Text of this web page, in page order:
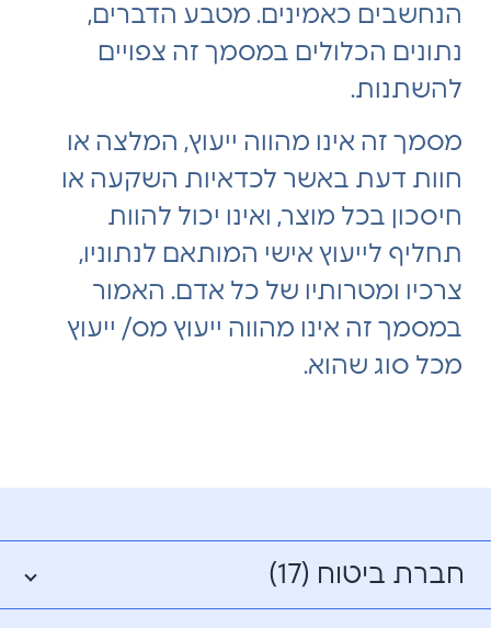
הנחשבים כאמינים. מטבע הדברים,
נתונים הכלולים במסמך זה צפויים
להשתנות.
מסמך זה אינו מהווה ייעוץ, המלצה או
חוות דעת באשר לכדאיות השקעה או
חיסכון בכל מוצר, ואינו יכול להוות
תחליף לייעוץ אישי המותאם לנתוניו,
צרכיו ומטרותיו של כל אדם. האמור
במסמך זה אינו מהווה ייעוץ מס/ ייעוץ
מכל סוג שהוא.
חברת ביטוח (17)